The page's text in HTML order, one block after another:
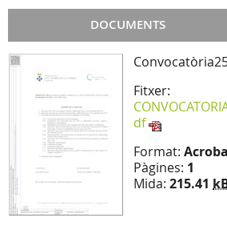
DOCUMENTS
Fitxer:
df
Format:
Pàgines: 1
Mida: 215.41